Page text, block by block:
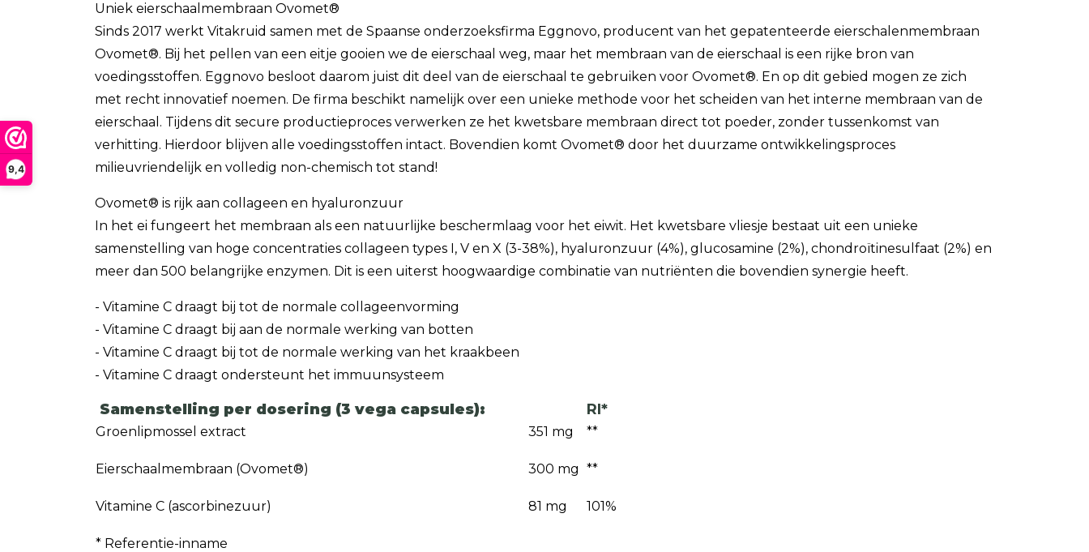
9,4
Uniek eierschaalmembraan Ovomet®
Sinds 2017 werkt Vitakruid samen met de Spaanse onderzoeksfirma Eggnovo, producent van het gepatenteerde eierschalenmembraan
Ovomet®. Bij het pellen van een eitje gooien we de eierschaal weg, maar het membraan van de eierschaal is een rijke bron van
voedingsstoffen. Eggnovo besloot daarom juist dit deel van de eierschaal te gebruiken voor Ovomet®. En op dit gebied mogen ze zich
met recht innovatief noemen. De firma beschikt namelijk over een unieke methode voor het scheiden van het interne membraan van de
eierschaal. Tijdens dit secure productieproces verwerken ze het kwetsbare membraan direct tot poeder, zonder tussenkomst van
verhitting. Hierdoor blijven alle voedingsstoffen intact. Bovendien komt Ovomet® door het duurzame ontwikkelingsproces
milieuvriendelijk en volledig non-chemisch tot stand!
Ovomet® is rijk aan collageen en hyaluronzuur
In het ei fungeert het membraan als een natuurlijke beschermlaag voor het eiwit. Het kwetsbare vliesje bestaat uit een unieke
samenstelling van hoge concentraties collageen types I, V en X (3-38%), hyaluronzuur (4%), glucosamine (2%), chondroïtinesulfaat (2%) en
meer dan 500 belangrijke enzymen. Dit is een uiterst hoogwaardige combinatie van nutriënten die bovendien synergie heeft.
- Vitamine C draagt bij tot de normale collageenvorming
- Vitamine C draagt bij aan de normale werking van botten
- Vitamine C draagt bij tot de normale werking van het kraakbeen
- Vitamine C draagt ondersteunt het immuunsysteem
Samenstelling per dosering (3 vega capsules): RI*
Groenlipmossel extract 351 mg **
Eierschaalmembraan (Ovomet®) 300 mg **
Vitamine C (ascorbinezuur) 81 mg 101%
* Referentie-inname